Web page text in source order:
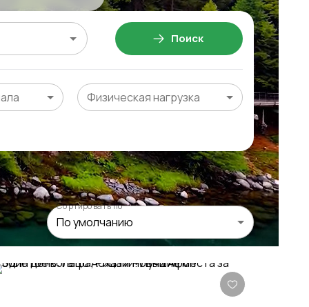
Физическая нагрузка
Поиск
Сортировать по
По умолчанию